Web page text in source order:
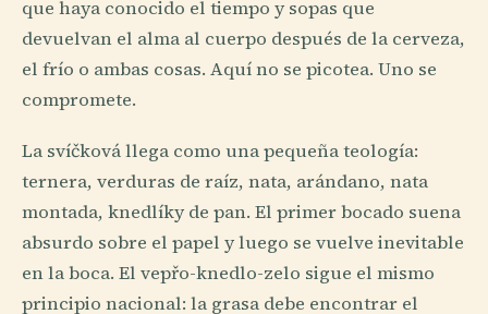
que haya conocido el tiempo y sopas que
devuelvan el alma al cuerpo después de la cerveza,
el frío o ambas cosas. Aquí no se picotea. Uno se
compromete.
La svíčková llega como una pequeña teología:
ternera, verduras de raíz, nata, arándano, nata
montada, knedlíky de pan. El primer bocado suena
absurdo sobre el papel y luego se vuelve inevitable
en la boca. El vepřo-knedlo-zelo sigue el mismo
principio nacional: la grasa debe encontrar el